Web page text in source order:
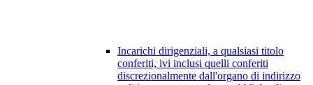
Incarichi dirigenziali, a qualsiasi titolo
conferiti, ivi inclusi quelli conferiti
discrezionalmente dall'organo di indirizzo